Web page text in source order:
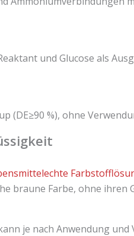
und Glucose als
(DE≥90 %), ohne
braune Farbe, ohne
je nach Anwendung